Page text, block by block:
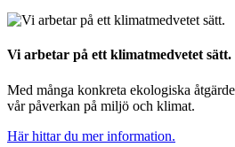
Vi arbetar på ett klimatmedvetet sätt.
Med många konkreta ekologiska
vår påverkan på miljö och klimat.
Här hittar du mer information.